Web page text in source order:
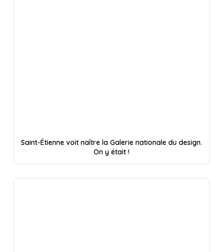
Saint-Étienne voit naître la Galerie nationale du design.
On y était !